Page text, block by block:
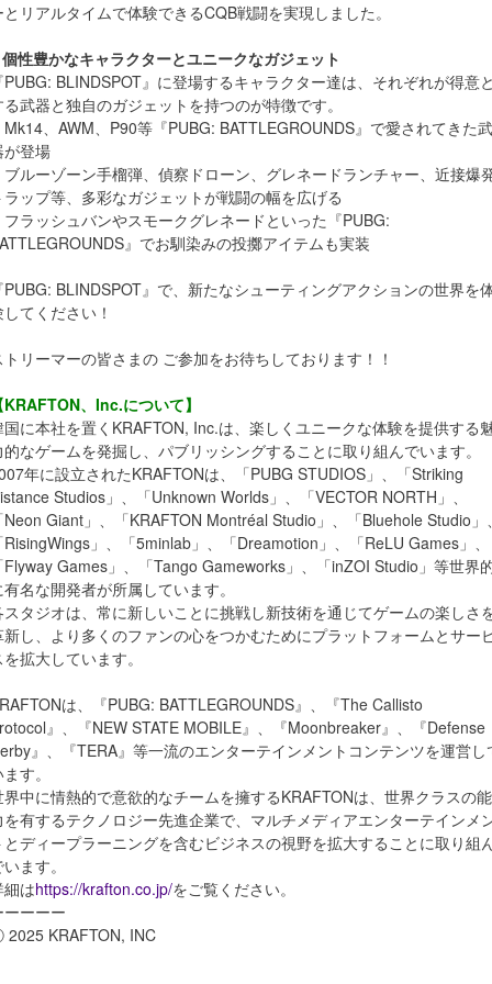
とリアルタイムで体験できるCQB戦闘を実現しました。
性豊かなキャラクターとユニークなガジェット
PUBG: BLINDSPOT』に登場するキャラクター達は、それぞれが得意と
る武器と独自のガジェットを持つのが特徴です。
Mk14、AWM、P90等『PUBG: BATTLEGROUNDS』で愛されてきた武
が登場
ブルーゾーン手榴弾、偵察ドローン、グレネードランチャー、近接爆
ラップ等、多彩なガジェットが戦闘の幅を広げる
フラッシュバンやスモークグレネードといった『PUBG:
』でお馴染みの投擲アイテムも実装
PUBG: BLINDSPOT』で、新たなシューティングアクションの世界を
てください！
トリーマーの皆さまの ご参加をお待ちしております！！
KRAFTON、Inc.について】
国に本社を置くKRAFTON, Inc.は、楽しくユニークな体験を提供する
的なゲームを発掘し、パブリッシングすることに取り組んでいます。
年に設立されたKRAFTONは、「PUBG STUDIOS」、「Striking
Studios」、「Unknown Worlds」、「VECTOR NORTH」、
Neon Giant」、「KRAFTON Montréal Studio」、「Bluehole Studio」、
RisingWings」、「5minlab」、「Dreamotion」、「ReLU Games」、
Flyway Games」、「Tango Gameworks」、「inZOI Studio」等世界
有名な開発者が所属しています。
スタジオは、常に新しいことに挑戦し新技術を通じてゲームの楽しさ
新し、より多くのファンの心をつかむためにプラットフォームとサー
拡大しています。
は、『PUBG: BATTLEGROUNDS』、『The Callisto
』、『NEW STATE MOBILE』、『Moonbreaker』、『Defense
』、『TERA』等一流のエンターテインメントコンテンツを運営し
す。
界中に情熱的で意欲的なチームを擁するKRAFTONは、世界クラスの能
を有するテクノロジー先進企業で、マルチメディアエンターテインメ
とディープラーニングを含むビジネスの視野を拡大することに取り組
ます。
細はhttps://krafton.co.jp/をご覧ください。
ーーーー
KRAFTON, INC